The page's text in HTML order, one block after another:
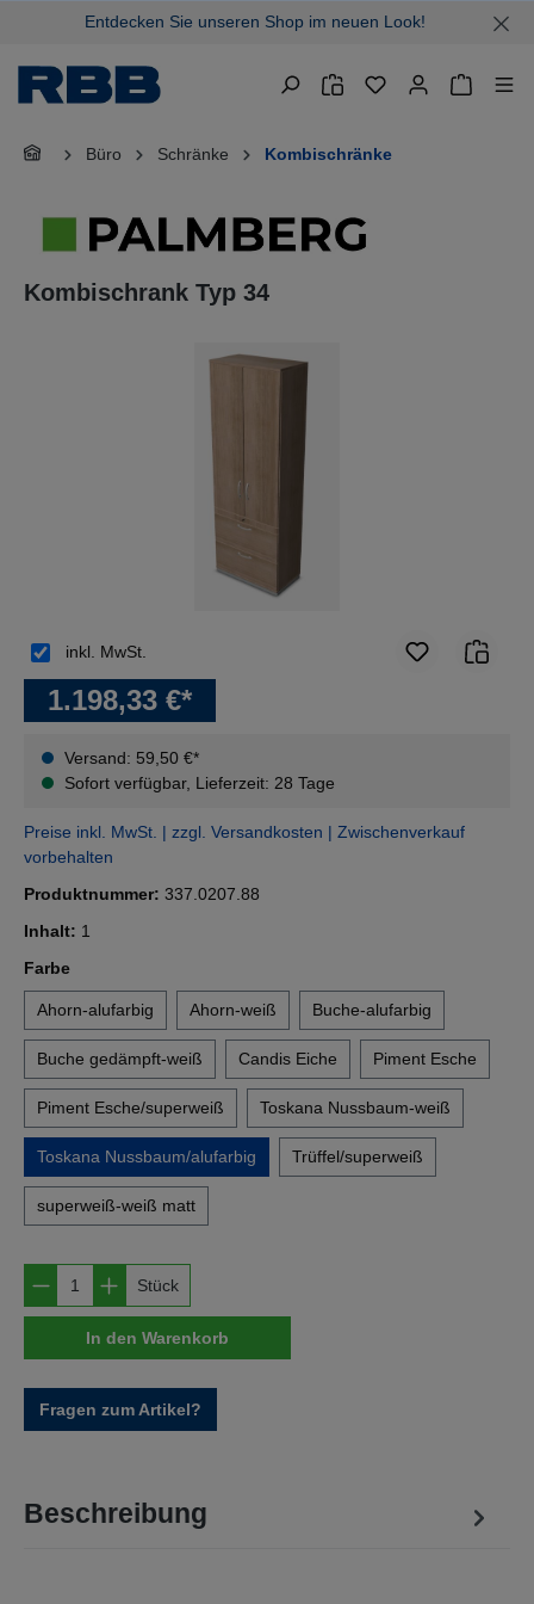
springenEntdecken Sie unseren Shop im neuen Look!
Büro Schränke Kombischränke
Kombischrank Typ 34
Bildergalerie überspringen
1.198,33 €*
Versand: 59,50 €*
Sofort verfügbar, Lieferzeit: 28 Tage
inkl. MwSt.
Preise inkl. MwSt. | zzgl. Versandkosten | Zwischenverkauf
vorbehalten
Produktnummer: 337.0207.88
Inhalt: 1
Farbeauswählen
Ahorn-alufarbig Ahorn-weiß Buche-alufarbig
Buche gedämpft-weiß Candis Eiche Piment Esche
Piment Esche/superweiß Toskana Nussbaum-weiß
Toskana Nussbaum/alufarbig Trüffel/superweiß
superweiß-weiß matt
Produkt Anzahl: Gib den gewünschten
Stück
In den Warenkorb
Fragen zum Artikel?
Beschreibung